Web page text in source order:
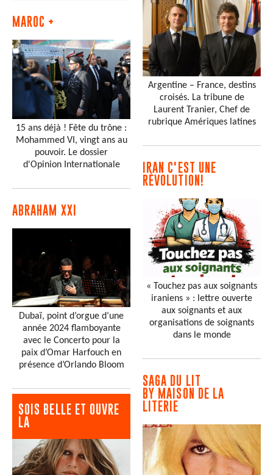
MAROC +
15 ans déjà ! Fête du trône :
Mohammed VI, vingt ans au
pouvoir. Le dossier
d'Opinion Internationale
ABRAHAM XXI
Dubaï, point d’orgue d’une
année 2024 flamboyante
avec le Concerto pour la
paix d’Omar Harfouch en
présence d’Orlando Bloom
SOIS BELLE ET OUVRE
LA
Argentine – France, destins
croisés. La tribune de
Laurent Tranier, Chef de
rubrique Amériques latines
IRAN C'EST UNE
RÉVOLUTION!
« Touchez pas aux soignants
iraniens » : lettre ouverte
aux soignants et aux
organisations de soignants
dans le monde
SAGA DU LIT
BY MAISON DE LA
LITERIE